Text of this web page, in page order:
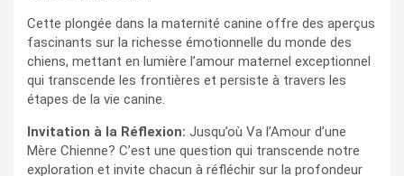
Cette plongée dans la maternité canine offre des aperçus
fascinants sur la richesse émotionnelle du monde des
chiens, mettant en lumière l’amour maternel exceptionnel
qui transcende les frontières et persiste à travers les
étapes de la vie canine.
Invitation à la Réflexion: Jusqu’où Va l’Amour d’une
Mère Chienne? C’est une question qui transcende notre
exploration et invite chacun à réfléchir sur la profondeur